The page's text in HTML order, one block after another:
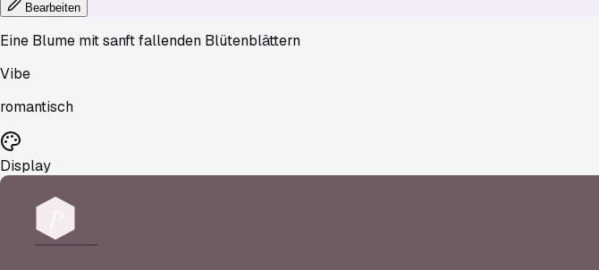
Bearbeiten
Eine Blume mit sanft fallenden Blütenblättern
Vibe
romantisch
Display